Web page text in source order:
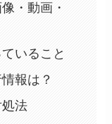
・動画・
いること
報は？
法